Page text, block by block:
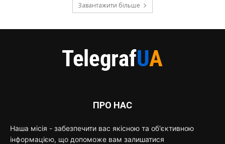
Завантажити більше
ПРО НАС
Наша місія - забезпечити вас якісною та об'єктивною
інформацією, що допоможе вам залишатися